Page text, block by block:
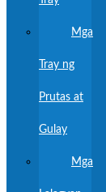
Mga
Tray ng
Prutas at
Gulay
Mga